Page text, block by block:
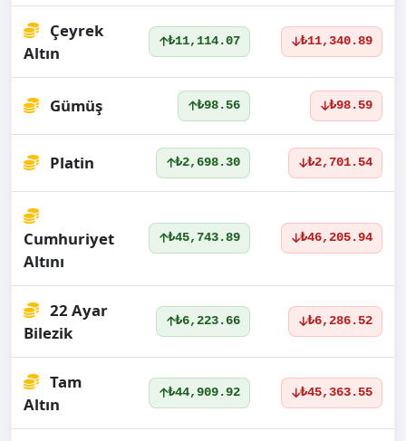
Çeyrek
Altın
₺11,114.07 ₺11,340.89
Gümüş ₺98.56 ₺98.59
Platin ₺2,698.30 ₺2,701.54
Cumhuriyet
Altını
₺45,743.89 ₺46,205.94
22 Ayar
Bilezik
₺6,223.66 ₺6,286.52
Tam
Altın
₺44,909.92 ₺45,363.55